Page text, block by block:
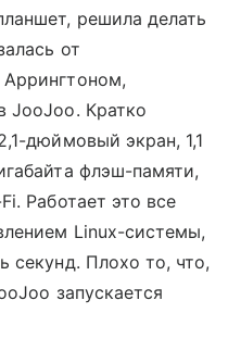
решила делать
от
JooJoo. Кратко
дюймовый экран, 1,1
флэш-памяти,
Работает это все
Linux-системы,
секунд. Плохо то, что,
запускается